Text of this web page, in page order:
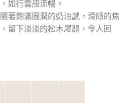
如行雲般流暢。
著飽滿圓潤的奶油感，滑順的焦
留下淡淡的松木尾韻，令人回